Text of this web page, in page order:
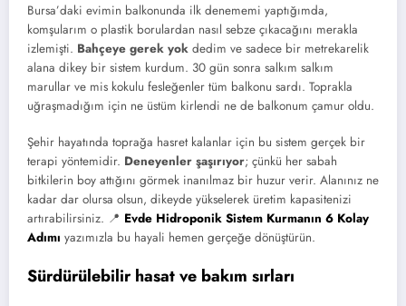
Bursa’daki evimin balkonunda ilk denememi yaptığımda,
komşularım o plastik borulardan nasıl sebze çıkacağını merakla
izlemişti. Bahçeye gerek yok dedim ve sadece bir metrekarelik
alana dikey bir sistem kurdum. 30 gün sonra salkım salkım
marullar ve mis kokulu fesleğenler tüm balkonu sardı. Toprakla
uğraşmadığım için ne üstüm kirlendi ne de balkonum çamur oldu.
Şehir hayatında toprağa hasret kalanlar için bu sistem gerçek bir
terapi yöntemidir. Deneyenler şaşırıyor; çünkü her sabah
bitkilerin boy attığını görmek inanılmaz bir huzur verir. Alanınız ne
kadar dar olursa olsun, dikeyde yükselerek üretim kapasitenizi
artırabilirsiniz. 📍 Evde Hidroponik Sistem Kurmanın 6 Kolay
Adımı yazımızla bu hayali hemen gerçeğe dönüştürün.
Sürdürülebilir hasat ve bakım sırları